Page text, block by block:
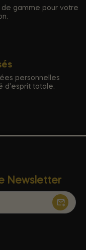
gamme pour votre
personnelles
d'esprit totale.
Newsletter